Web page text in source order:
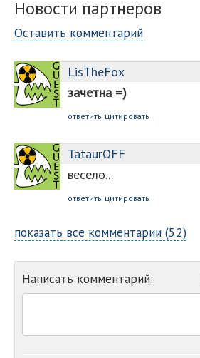
Новости партнеров
Оставить комментарий
LisTheFox
зачетна =)
ответить цитировать
TataurOFF
весело...
ответить цитировать
показать все комментарии (52)
Написать комментарий: